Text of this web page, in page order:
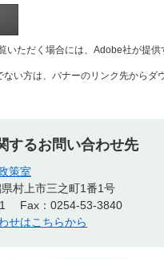
いただく場合には、Adobe社が提供
い方は、バナーのリンク先からダ
するお問い合わせ先
策室
県村上市三之町1番1号
Fax：0254-53-3840
せはこちらから